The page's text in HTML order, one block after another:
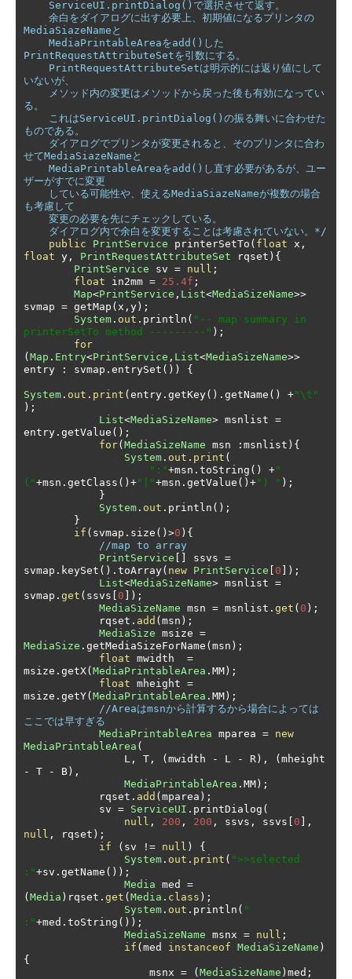
MediaSiazeNameと
PrintRequestAttributeSetを引数にする。
いないが、
る。
ものである。
せてMediaSiazeNameと
ザーがすでに変更
も考慮して
    ダイアログ内で余白を変更することは考慮されていない。*/
public
PrintService printerSetTo ( float x ,
float y , PrintRequestAttributeSet rqset ){
PrintService sv = null ;
float in2mm = 25.4f ;
Map<PrintService , List<MediaSizeName>>
svmap = getMap ( x , y);
System . out . println ( "-- map summary in
printerSetTo method ---------" );
for
(Map . Entry<PrintService , List<MediaSizeName>>
entry
: svmap . entrySet ()) {
System . out . print (entry . getKey(). getName () +"\t"
);
List<MediaSizeName> msnlist =
entry . getValue ();
for(MediaSizeName msn : msnlist ){
System . out . print (
":"+msn . toString () +"
("+msn . getClass ()+"|"+msn . getValue ()+") " );
}
System . out . println ();
}
if ( svmap . size ()>0 ){
//map to array
PrintService [] ssvs =
svmap . keySet (). toArray( new PrintService [ 0 ]);
List<MediaSizeName> msnlist =
svmap . get ( ssvs [ 0 ]);
MediaSizeName msn = msnlist . get ( 0 );
            rqset
. add (msn );
MediaSize msize =
MediaSize . getMediaSizeForName (msn );
float mwidth =
msize . getX(MediaPrintableArea . MM);
float mheight =
msize . getY(MediaPrintableArea . MM);
//Areaはmsnから計算するから場合によっては
ここでは早すぎる
MediaPrintableArea mparea = new
MediaPrintableArea (
                L
, T , (mwidth - L - R ), (
-
T - B),
MediaPrintableArea . MM);
            rqset
. add (mparea );
            sv
= ServiceUI . printDialog (
null , 200 , 200 , ssvs , ssvs [ 0 ],
null , rqset );
if
( sv != null )
{
System . out . print ( ">>selected
:"+sv . getName ());
Media med =
(Media ) rqset . get (Media . class );
System . out . println ( "
:"+med . toString ());
MediaSizeName msnx = null ;
if (med instanceof MediaSizeName )
{
                    msnx
= (MediaSizeName ) med ;